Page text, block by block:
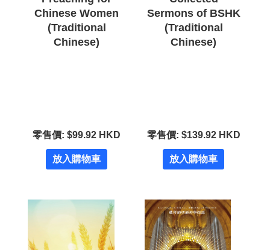
Chinese Women
(Traditional
Chinese)
零售價: $99.92 HKD
放入購物車
Sermons of BSHK
(Traditional
Chinese)
零售價: $139.92 HKD
放入購物車